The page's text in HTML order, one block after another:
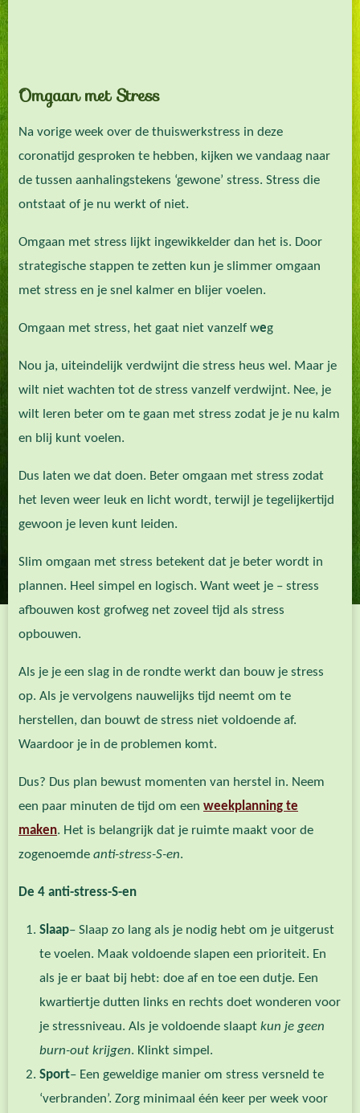
Omgaan met Stress
Na vorige week over de thuiswerkstress in deze
coronatijd gesproken te hebben, kijken we vandaag naar
de tussen aanhalingstekens ‘gewone’ stress. Stress die
ontstaat of je nu werkt of niet.
Omgaan met stress lijkt ingewikkelder dan het is. Door
strategische stappen te zetten kun je slimmer omgaan
met stress en je snel kalmer en blijer voelen.
Omgaan met stress, het gaat niet vanzelf weg
Nou ja, uiteindelijk verdwijnt die stress heus wel. Maar je
wilt niet wachten tot de stress vanzelf verdwijnt. Nee, je
wilt leren beter om te gaan met stress zodat je je nu kalm
en blij kunt voelen.
Dus laten we dat doen. Beter omgaan met stress zodat
het leven weer leuk en licht wordt, terwijl je tegelijkertijd
gewoon je leven kunt leiden.
Slim omgaan met stress betekent dat je beter wordt in
plannen. Heel simpel en logisch. Want weet je – stress
afbouwen kost grofweg net zoveel tijd als stress
opbouwen.
Als je je een slag in de rondte werkt dan bouw je stress
op. Als je vervolgens nauwelijks tijd neemt om te
herstellen, dan bouwt de stress niet voldoende af.
Waardoor je in de problemen komt.
Dus? Dus plan bewust momenten van herstel in. Neem
een paar minuten de tijd om een weekplanning te
maken. Het is belangrijk dat je ruimte maakt voor de
zogenoemde anti-stress-S-en.
De 4 anti-stress-S-en
Slaap– Slaap zo lang als je nodig hebt om je uitgerust
te voelen. Maak voldoende slapen een prioriteit. En
als je er baat bij hebt: doe af en toe een dutje. Een
kwartiertje dutten links en rechts doet wonderen voor
je stressniveau. Als je voldoende slaapt kun je geen
burn-out krijgen. Klinkt simpel.
Sport– Een geweldige manier om stress versneld te
‘verbranden’. Zorg minimaal één keer per week voor